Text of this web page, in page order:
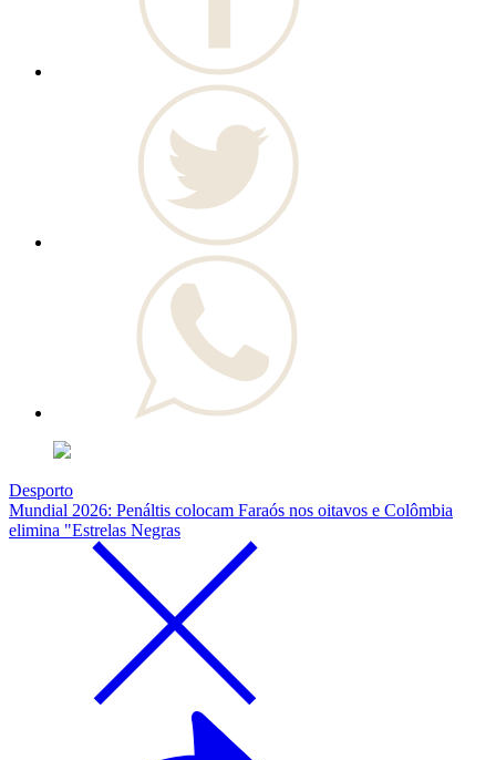
Desporto
Mundial 2026: Penáltis colocam Faraós nos oitavos e Colômbia
elimina "Estrelas Negras